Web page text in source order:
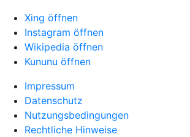
Xing öffnen
Instagram öffnen
Wikipedia öffnen
Kununu öffnen
Impressum
Datenschutz
Nutzungsbedingungen
Rechtliche Hinweise